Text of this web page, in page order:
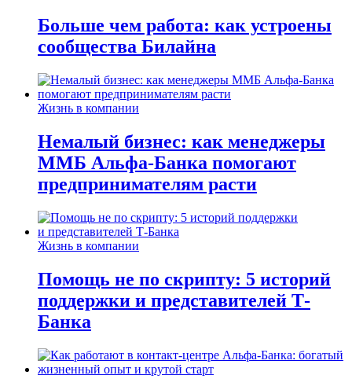
Больше чем работа: как устроены
сообщества Билайна
Жизнь в компании
Немалый бизнес: как менеджеры
ММБ Альфа-Банка помогают
предпринимателям расти
Жизнь в компании
Помощь не по скрипту: 5 историй
поддержки и представителей Т-
Банка